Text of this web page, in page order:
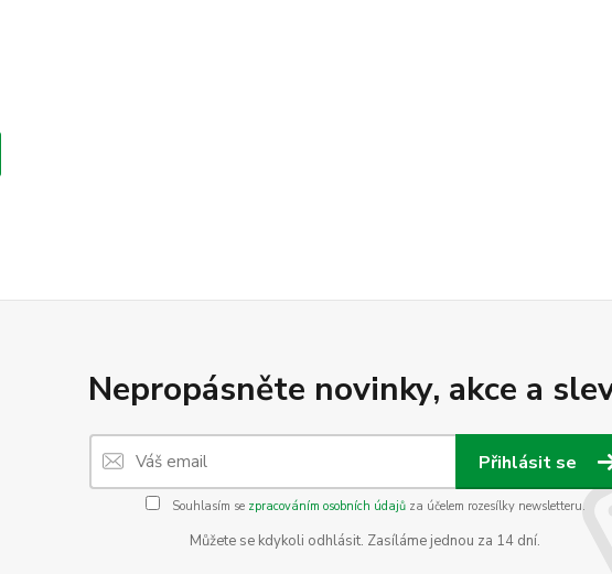
Nepropásněte novinky, akce a
Přihlásit se
Souhlasím se zpracováním osobních údajůza účelem rozesílky newsletteru.
Můžete se kdykoli odhlásit. Zasíláme jednou za 14 dní.